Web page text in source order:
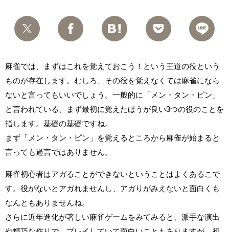
麻雀では、まずはこれを覚えておこう！という王道の役という
ものが存在します。むしろ、その役を覚えなくては麻雀になら
ないと言ってもいいでしょう。一般的に「メン・タン・ピン」
と言われている、まず最初に覚えたほうが良い3つの役のことを
指します。基礎の基礎ですね。
まず「メン・タン・ピン」を覚えるところから麻雀が始まると
言っても過言ではありません。
麻雀初心者はアガることができないということはよくあるこで
す。役がないとアガれませんし、アガりがみえないと面白くも
なんともありませんね。
さらに近年進化が著しい麻雀ゲームをみてみると、派手な演出